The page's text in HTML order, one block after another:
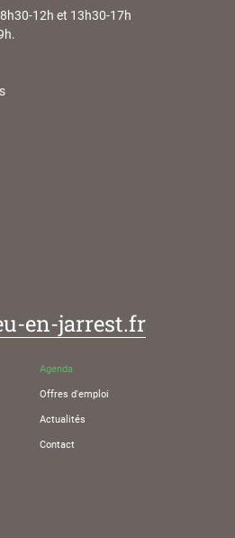
12h et 13h30-17h
en-jarrest.fr
Agenda
Offres d'emploi
Actualités
Contact